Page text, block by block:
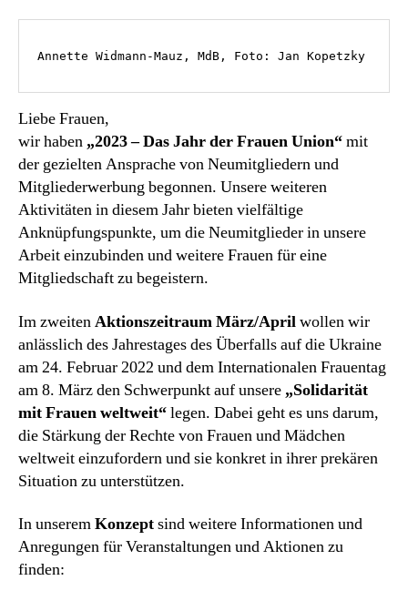
Annette Widmann-Mauz, MdB, Foto: Jan Kopetzky
Liebe Frauen,
wir haben „2023 – Das Jahr der Frauen Union“mit
der gezielten Ansprache von Neumitgliedern und
Mitgliederwerbung begonnen. Unsere weiteren
Aktivitäten in diesem Jahr bieten vielfältige
Anknüpfungspunkte, um die Neumitglieder in unsere
Arbeit einzubinden und weitere Frauen für eine
Mitgliedschaft zu begeistern.
Im zweitenAktionszeitraum März/Aprilwollen wir
anlässlich des Jahrestages des Überfalls auf die Ukraine
am 24. Februar 2022 und dem Internationalen Frauentag
am 8. März den Schwerpunkt auf unsere „Solidarität
mit Frauen weltweit“legen. Dabei geht es uns darum,
die Stärkung der Rechte von Frauen und Mädchen
weltweit einzufordern und sie konkret in ihrer prekären
Situation zu unterstützen.
In unseremKonzeptsind weitere Informationen und
Anregungen für Veranstaltungen und Aktionen zu
finden: